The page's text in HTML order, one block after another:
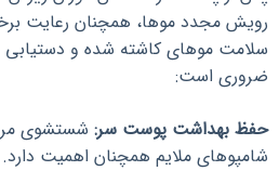
رویش مجدد موها، همچنان رعایت
سلامت موهای کاشته شده و دستیابی
ضروری است:
حفظ بهداشت پوست سر: شستشوی
شامپوهای ملایم همچنان اهمیت دارد.